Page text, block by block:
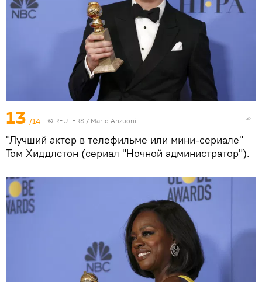
13 /14 © REUTERS / Mario Anzuoni
"Лучший актер в телефильме или мини-сериале"
Том Хиддлстон (сериал "Ночной администратор").